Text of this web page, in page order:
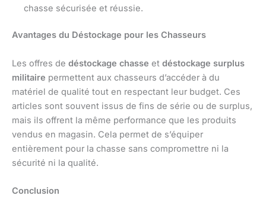
chasse sécurisée et réussie.
Avantages du Déstockage pour les Chasseurs
Les offres de déstockage chasse et déstockage surplus
militaire permettent aux chasseurs d’accéder à du
matériel de qualité tout en respectant leur budget. Ces
articles sont souvent issus de fins de série ou de surplus,
mais ils offrent la même performance que les produits
vendus en magasin. Cela permet de s’équiper
entièrement pour la chasse sans compromettre ni la
sécurité ni la qualité.
Conclusion